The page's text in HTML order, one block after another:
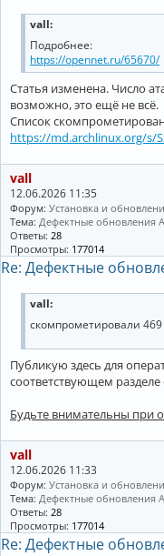
vall:
Подробнее:
https://opennet.ru/65670/
Статья изменена. Число
возможно, это ещё не всё.
Список
https://md.archlinux.org/s/
vall
12.06.2026 11:35
Форум: Установка и
Тема: Дефектные обновления
Ответы: 28
Просмотры: 177014
Re: Дефектные
vall:
скомпрометировали
Публикую здесь для
соответствующем
Будьте внимательны при
vall
12.06.2026 11:33
Форум: Установка и
Тема: Дефектные обновления
Ответы: 28
Просмотры: 177014
Re: Дефектные